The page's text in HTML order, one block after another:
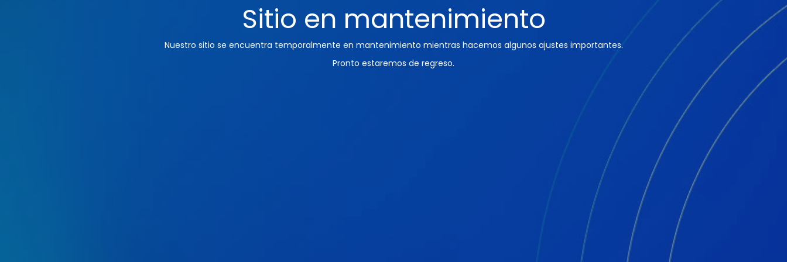
Sitio en mantenimiento
Nuestro sitio se encuentra temporalmente en mantenimiento mientras hacemos algunos ajustes importantes.
Pronto estaremos de regreso.